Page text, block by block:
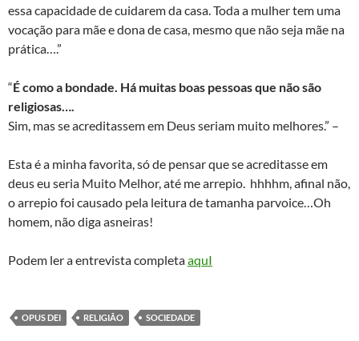
essa capacidade de cuidarem da casa. Toda a mulher tem uma
vocação para mãe e dona de casa, mesmo que não seja mãe na
prática….”
“É como a bondade. Há muitas boas pessoas que não são
religiosas….
Sim, mas se acreditassem em Deus seriam muito melhores.” –
Esta é a minha favorita, só de pensar que se acreditasse em
deus eu seria Muito Melhor, até me arrepio. hhhhm, afinal não,
o arrepio foi causado pela leitura de tamanha parvoice…Oh
homem, não diga asneiras!
Podem ler a entrevista completaaquI
OPUS DEI RELIGIÃO SOCIEDADE